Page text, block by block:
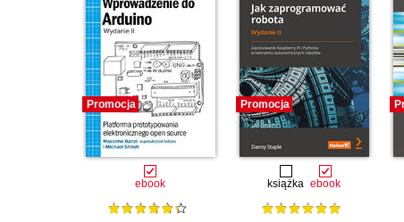
Promocja
ebook
Promocja
książka ebook